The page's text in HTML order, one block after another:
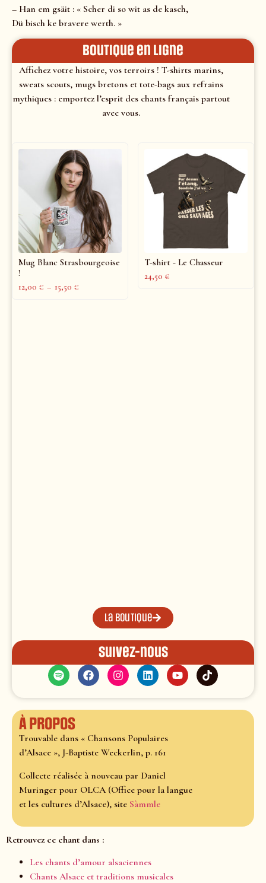
– Han em gsäit : « Scher di so wit as de kasch,
Dü bisch ke bravere werth. »
Boutique en ligne
Affichez votre histoire, vos terroirs ! T-shirts marins,
sweats scouts, mugs bretons et tote-bags aux refrains
mythiques : emportez l’esprit des chants français partout
avec vous.
Mug Blanc Strasbourgeoise
!
12,00 € – 15,50 €
T-shirt - Le Chasseur
24,50 €
La boutique
Suivez-nous
À propos
Trouvable dans « Chansons Populaires
d’Alsace », J-Baptiste Weckerlin, p. 161
Collecte réalisée à nouveau par Daniel
Muringer pour OLCA (Office pour la langue
et les cultures d’Alsace), site Sàmmle
Retrouvez ce chant dans :
Les chants d’amour alsaciennes
Chants Alsace et traditions musicales